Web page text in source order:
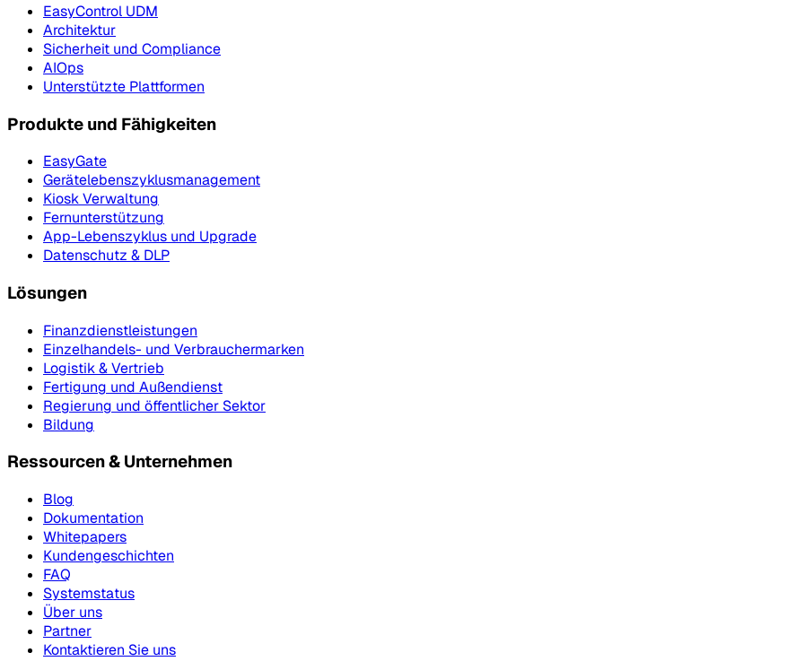
EasyControl UDM
Architektur
Sicherheit und Compliance
AIOps
Unterstützte Plattformen
Produkte und Fähigkeiten
EasyGate
Gerätelebenszyklusmanagement
Kiosk Verwaltung
Fernunterstützung
App-Lebenszyklus und Upgrade
Datenschutz & DLP
Lösungen
Finanzdienstleistungen
Einzelhandels- und Verbrauchermarken
Logistik & Vertrieb
Fertigung und Außendienst
Regierung und öffentlicher Sektor
Bildung
Ressourcen & Unternehmen
Blog
Dokumentation
Whitepapers
Kundengeschichten
FAQ
Systemstatus
Über uns
Partner
Kontaktieren Sie uns